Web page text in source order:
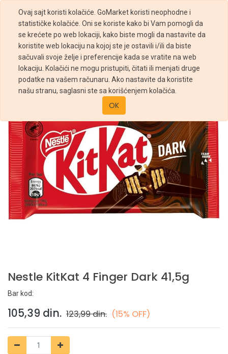
Ovaj sajt koristi kolačiće. GoMarket koristi neophodne i
statističke kolačiće. Oni se koriste kako bi Vam pomogli da
se krećete po web lokaciji, kako biste mogli da nastavite da
koristite web lokaciju na kojoj ste je ostavili i/ili da biste
sačuvali svoje želje i preferencije kada se vratite na web
lokaciju. Kolačići ne mogu pristupiti, čitati ili menjati druge
podatke na vašem računaru. Ako nastavite da koristite
našu stranu, saglasni ste sa korišćenjem kolačića.
OK
Prodavnica Nestle KitKat 4 Finger Dark 41,5g
Nestle KitKat 4 Finger Dark 41,5g
Bar kod:
105,39 din. 123,99din. (15% OFF)